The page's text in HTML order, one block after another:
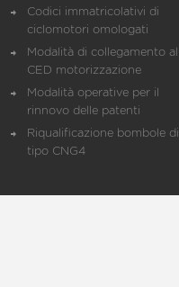
Codici immatricolativi di
ciclomotori omologati
Modalità di collegamento al
CED motorizzazione
Modalità operative per il
rinnovo delle patenti
Riqualificazione bombole di
tipo CNG4